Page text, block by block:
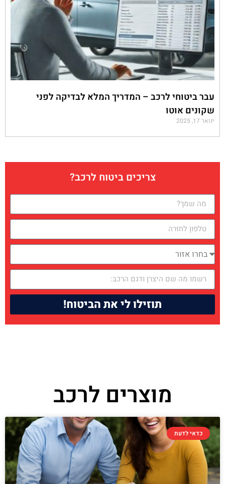
עבר ביטוחי לרכב – המדריך המלא לבדיקה לפני
שקונים אוטו
ינואר 17, 2025
צריכים ביטוח לרכב?
תוזילו לי את הביטוח!
מוצרים לרכב
כדאי לדעת